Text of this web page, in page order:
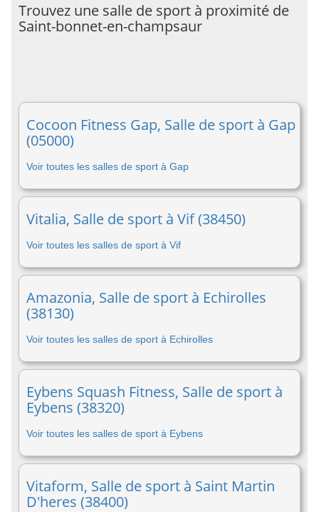
Trouvez une salle de sport à proximité de
Saint-bonnet-en-champsaur
Cocoon Fitness Gap, Salle de sport à Gap
(05000)
Voir toutes les salles de sport à Gap
Vitalia, Salle de sport à Vif (38450)
Voir toutes les salles de sport à Vif
Amazonia, Salle de sport à Echirolles
(38130)
Voir toutes les salles de sport à Echirolles
Eybens Squash Fitness, Salle de sport à
Eybens (38320)
Voir toutes les salles de sport à Eybens
Vitaform, Salle de sport à Saint Martin
D'heres (38400)